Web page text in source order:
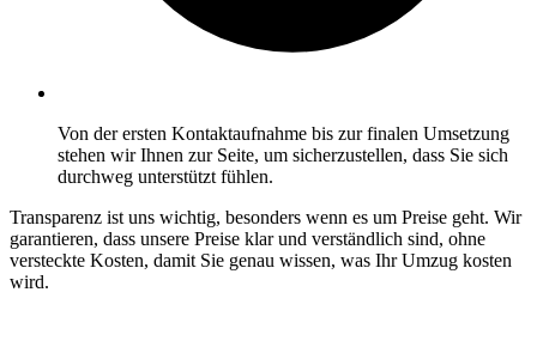
Von der ersten Kontaktaufnahme bis zur finalen Umsetzung
stehen wir Ihnen zur Seite, um sicherzustellen, dass Sie sich
durchweg unterstützt fühlen.
Transparenz ist uns wichtig, besonders wenn es um Preise geht. Wir
garantieren, dass unsere Preise klar und verständlich sind, ohne
versteckte Kosten, damit Sie genau wissen, was Ihr Umzug kosten
wird.